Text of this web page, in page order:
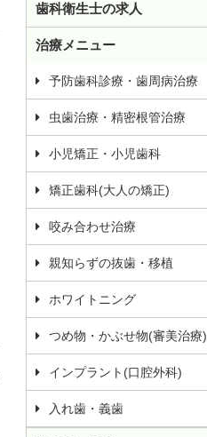
歯科衛生士の求人
治療メニュー
予防歯科診療・歯周病治療
虫歯治療・精密根管治療
小児矯正・小児歯科
矯正歯科(大人の矯正)
咬み合わせ治療
親知らずの抜歯・移植
ホワイトニング
つめ物・かぶせ物(審美治療)
インプラント(口腔外科)
入れ歯・義歯